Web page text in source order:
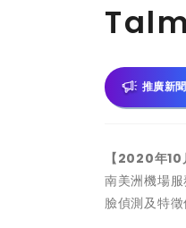
推廣新
【2020年
南美洲機場
臉偵測及特